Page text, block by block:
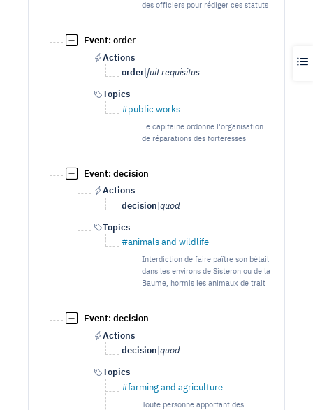
des officiers pour rédiger ces statuts
Event: order
Actions
order| fuit requisitus
Topics
#public works
Le capitaine ordonne l'organisation
de réparations des forteresses
Event: decision
Actions
decision quod
Topics
#animals and wildlife
Interdiction de faire paître son bétail
dans les environs de Sisteron ou de la
Baume, hormis les animaux de trait
Event: decision
Actions
decision quod
Topics
#farming and agriculture
Toute personne apportant des